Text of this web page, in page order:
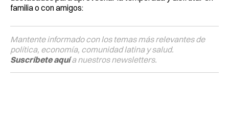
familia o con amigos:
Mantente informado con los temas más relevantes de
política, economía, comunidad latina y salud.
Suscríbete aquía nuestros newsletters.